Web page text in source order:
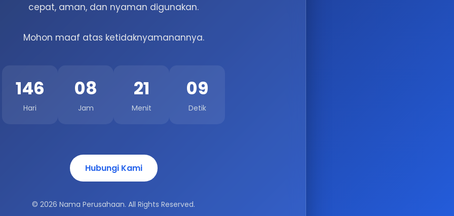
cepat, aman, dan nyaman digunakan.
Mohon maaf atas ketidaknyamanannya.
146
Hari
08
Jam
21
Menit
09
Detik
Hubungi Kami
© 2026 Nama Perusahaan. All Rights Reserved.